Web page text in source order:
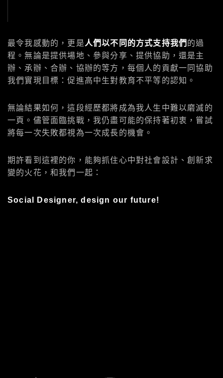
最令我感動的，更是人們以不同的方式支持我們 的過
程。無論是提供場地、參與分享、提供協助，還是主
辦、承辦、合辦、協辦的等方，每個人的貢獻一同協助
我們實現目標：促進高中生對教育不平等的認知。
無論結果如何，這段經歷都將成為我人生中難以磨滅的
一頁。儘管面臨挑戰，我仍盡可能的保持著初衷，嘗試
將每一次失敗都視為一次成長的機會。
期許看到這裡的你，能夠抓住心中對社會設計、創新求
變的火花，和我們一起：
Social Designer, design our future!